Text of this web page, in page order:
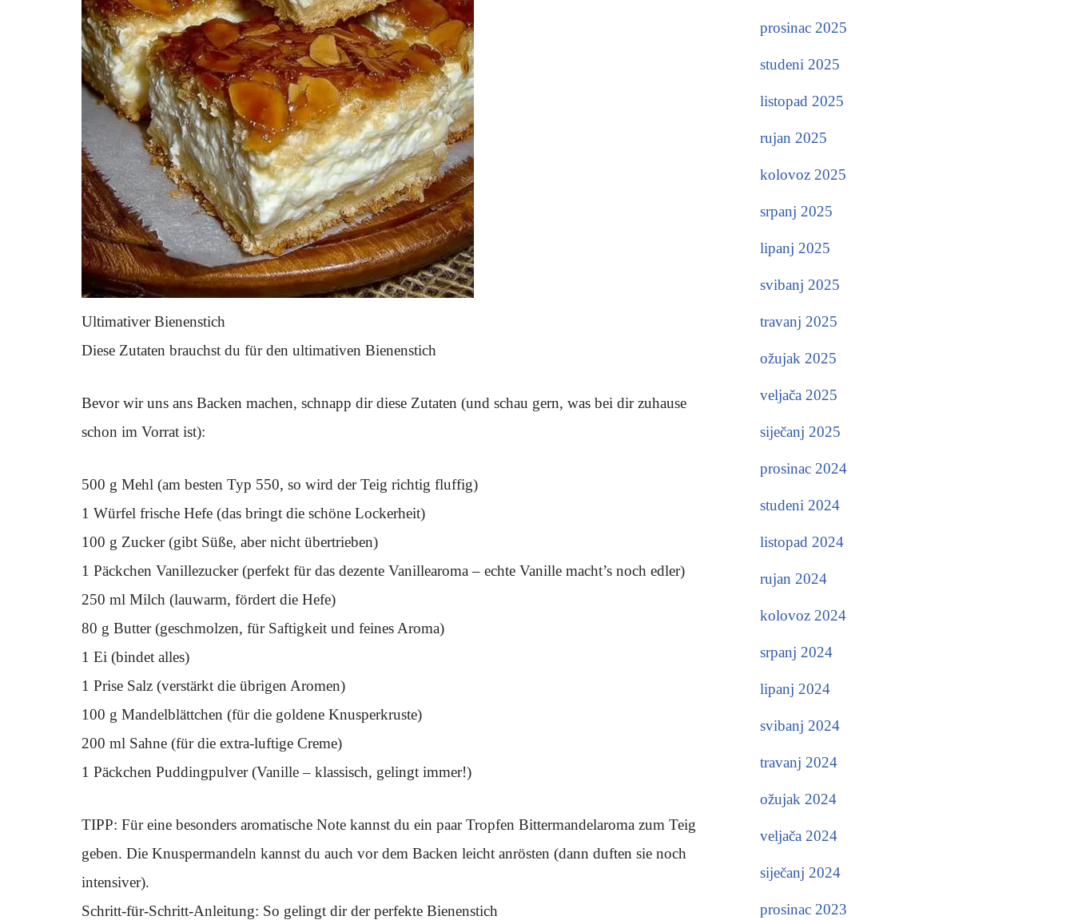
Ultimativer Bienenstich
Diese Zutaten brauchst du für den ultimativen Bienenstich
Bevor wir uns ans Backen machen, schnapp dir diese Zutaten (und schau gern, was bei dir zuhause
schon im Vorrat ist):
500 g Mehl (am besten Typ 550, so wird der Teig richtig fluffig)
1 Würfel frische Hefe (das bringt die schöne Lockerheit)
100 g Zucker (gibt Süße, aber nicht übertrieben)
1 Päckchen Vanillezucker (perfekt für das dezente Vanillearoma – echte Vanille macht’s noch edler)
250 ml Milch (lauwarm, fördert die Hefe)
80 g Butter (geschmolzen, für Saftigkeit und feines Aroma)
1 Ei (bindet alles)
1 Prise Salz (verstärkt die übrigen Aromen)
100 g Mandelblättchen (für die goldene Knusperkruste)
200 ml Sahne (für die extra-luftige Creme)
1 Päckchen Puddingpulver (Vanille – klassisch, gelingt immer!)
TIPP: Für eine besonders aromatische Note kannst du ein paar Tropfen Bittermandelaroma zum Teig
geben. Die Knuspermandeln kannst du auch vor dem Backen leicht anrösten (dann duften sie noch
intensiver).
Schritt-für-Schritt-Anleitung: So gelingt dir der perfekte Bienenstich
prosinac 2025
studeni 2025
listopad 2025
rujan 2025
kolovoz 2025
srpanj 2025
lipanj 2025
svibanj 2025
travanj 2025
ožujak 2025
veljača 2025
siječanj 2025
prosinac 2024
studeni 2024
listopad 2024
rujan 2024
kolovoz 2024
srpanj 2024
lipanj 2024
svibanj 2024
travanj 2024
ožujak 2024
veljača 2024
siječanj 2024
prosinac 2023